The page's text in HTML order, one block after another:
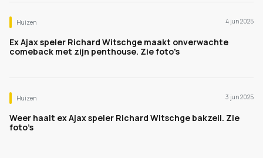
Huizen 4 jun 2025
Ex Ajax speler Richard Witschge maakt onverwachte
comeback met zijn penthouse. Zie foto's
Huizen 3 jun 2025
Weer haalt ex Ajax speler Richard Witschge bakzeil. Zie
foto’s